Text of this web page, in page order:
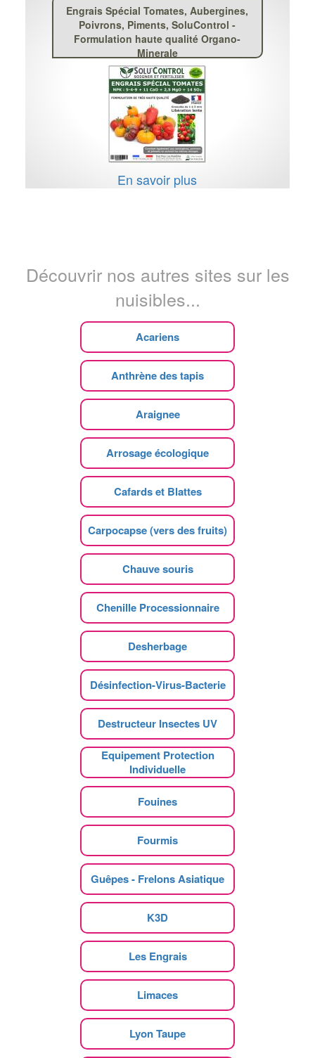
Engrais Spécial Tomates, Aubergines,
Poivrons, Piments, SoluControl -
Formulation haute qualité Organo-
Minerale
En savoir plus
Découvrir nos autres sites sur les
nuisibles...
Acariens
Anthrène des tapis
Araignee
Arrosage écologique
Cafards et Blattes
Carpocapse (vers des fruits)
Chauve souris
Chenille Processionnaire
Desherbage
Désinfection-Virus-Bacterie
Destructeur Insectes UV
Equipement Protection
Individuelle
Fouines
Fourmis
Guêpes - Frelons Asiatique
K3D
Les Engrais
Limaces
Lyon Taupe